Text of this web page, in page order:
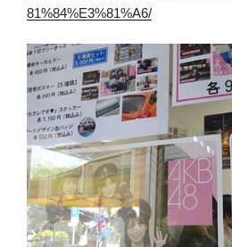
81%84%E3%81%A6/